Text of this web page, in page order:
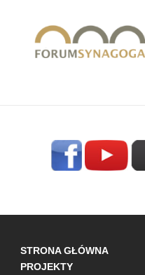
STRONA GŁÓWNA
PROJEKTY